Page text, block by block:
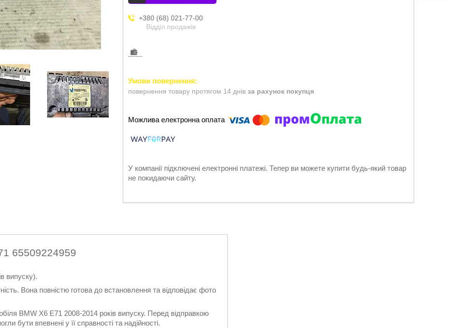
+380 (68) 021-77-00
Відділ продажів
повернення товару протягом 14 днів за рахунок покупця
У компанії підключені електронні платежі. Тепер ви можете купити будь-який товар
не покидаючи сайту.
65509224959
випуску).
Вона повністю готова до встановлення та відповідає фото
BMW X6 E71 2008-2014 років випуску. Перед відправкою
бути впевнені у її справності та надійності.